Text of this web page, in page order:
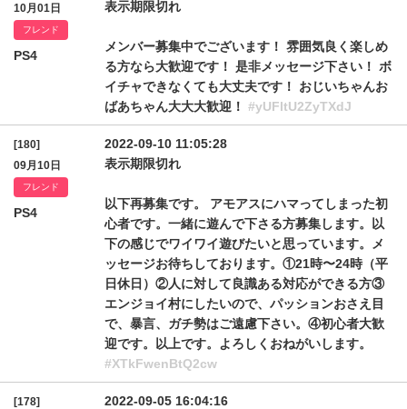
10月01日
フレンド
PS4
表示期限切れ
メンバー募集中でございます！ 雰囲気良く楽しめ
る方なら大歓迎です！ 是非メッセージ下さい！ ボ
イチャできなくても大丈夫です！ おじいちゃんお
ばあちゃん大大大歓迎！ #yUFltU2ZyTXdJ
[180]
09月10日
フレンド
PS4
2022-09-10 11:05:28
表示期限切れ
以下再募集です。 アモアスにハマってしまった初
心者です。一緒に遊んで下さる方募集します。以
下の感じでワイワイ遊びたいと思っています。メ
ッセージお待ちしております。①21時〜24時（平
日休日）②人に対して良識ある対応ができる方③
エンジョイ村にしたいので、パッションおさえ目
で、暴言、ガチ勢はご遠慮下さい。④初心者大歓
迎です。以上です。よろしくおねがいします。
#XTkFwenBtQ2cw
[178]
2022-09-05 16:04:16